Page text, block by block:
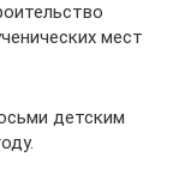
мест
детским